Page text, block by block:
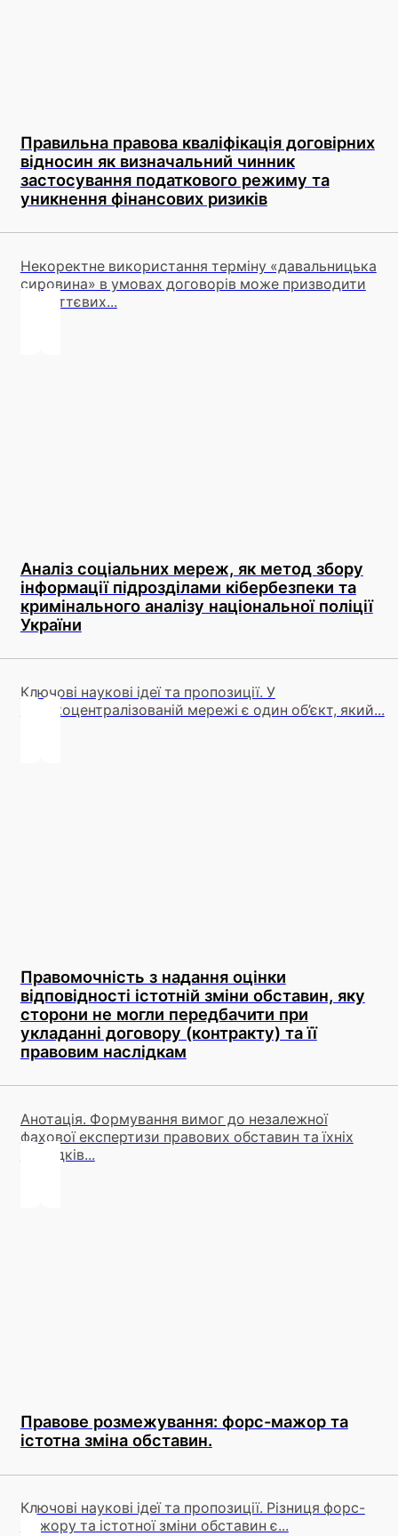
Правильна правова кваліфікація договірних
відносин як визначальний чинник
застосування податкового режиму та
уникнення фінансових ризиків
Некоректне використання терміну «давальницька
сировина» в умовах договорів може призводити
до суттєвих...
Аналіз соціальних мереж, як метод збору
інформації підрозділами кібербезпеки та
кримінального аналізу національної поліції
України
Ключові наукові ідеї та пропозиції. У
високоцентралізованій мережі є один об’єкт, який...
Правомочність з надання оцінки
відповідності істотній зміни обставин, яку
сторони не могли передбачити при
укладанні договору (контракту) та її
правовим наслідкам
Анотація. Формування вимог до незалежної
фахової експертизи правових обставин та їхніх
наслідків...
Правове розмежування: форс-мажор та
істотна зміна обставин.
Ключові наукові ідеї та пропозиції. Різниця форс-
мажору та істотної зміни обставин є...